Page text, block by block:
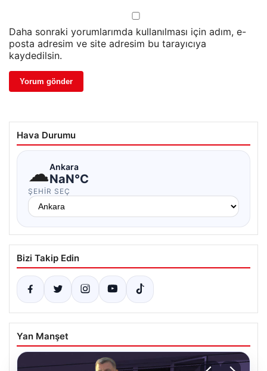
Daha sonraki yorumlarımda kullanılması için adım, e-
posta adresim ve site adresim bu tarayıcıya
kaydedilsin.
Hava Durumu
☁Ankara
NaN°C
ŞEHIR SEÇ
Bizi Takip Edin
Yan Manşet